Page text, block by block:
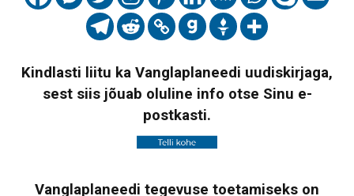
Kindlasti liitu ka Vanglaplaneedi uudiskirjaga,
sest siis jõuab oluline info otse Sinu e-
postkasti.
Vanglaplaneedi tegevuse toetamiseks on